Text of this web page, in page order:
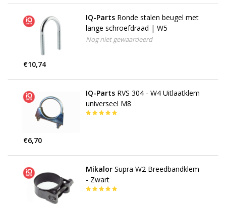
IQ-Parts Ronde stalen beugel met
lange schroefdraad | W5
Nog niet gewaardeerd
€10,74
IQ-Parts RVS 304 - W4 Uitlaatklem
universeel M8
€6,70
Mikalor Supra W2 Breedbandklem
- Zwart